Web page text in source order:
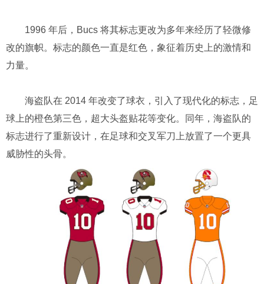
1996 年后，Bucs 将其标志更改为多年来经历了轻微修
改的旗帜。标志的颜色一直是红色，象征着历史上的激情和
力量。
海盗队在 2014 年改变了球衣，引入了现代化的标志，足
球上的橙色第三色，超大头盔贴花等变化。同年，海盗队的
标志进行了重新设计，在足球和交叉军刀上放置了一个更具
威胁性的头骨。